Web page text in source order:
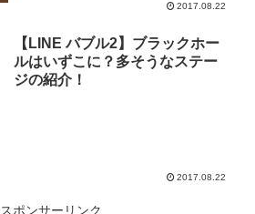
2017.08.22
【LINE バブル2】ブラックホー
ルはいずこに？多そうなステー
ジの紹介！
2017.08.22
スポンサーリンク